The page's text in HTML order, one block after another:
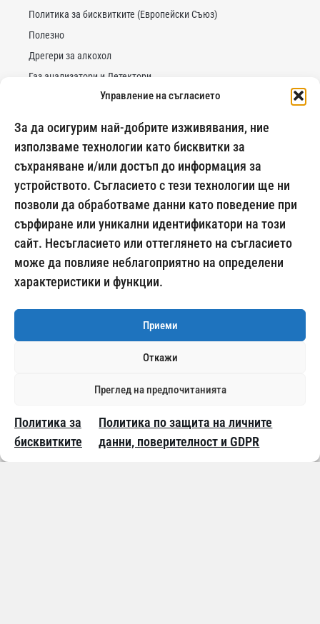
Управление на съгласието
За да осигурим най-добрите изживявания, ние
използваме технологии като бисквитки за
съхраняване и/или достъп до информация за
устройството. Съгласието с тези технологии ще ни
позволи да обработваме данни като поведение при
сърфиране или уникални идентификатори на този
сайт. Несъгласието или оттеглянето на съгласието
може да повлияе неблагоприятно на определени
характеристики и функции.
Приеми
Откажи
Преглед на предпочитанията
Политика за
бисквитките
Политика по защита на личните
данни, поверителност и GDPR
Политика за бисквитките (Европейски Съюз)
Полезно
Дрегери за алкохол
Газ анализатори и Детектори
Тестове за наркотици
Тестове за овулация
Начини на плащане: